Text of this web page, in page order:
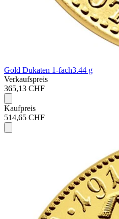
Gold Dukaten 1-fach3.44 g
Verkaufspreis
365,13 CHF
Kaufpreis
514,65 CHF